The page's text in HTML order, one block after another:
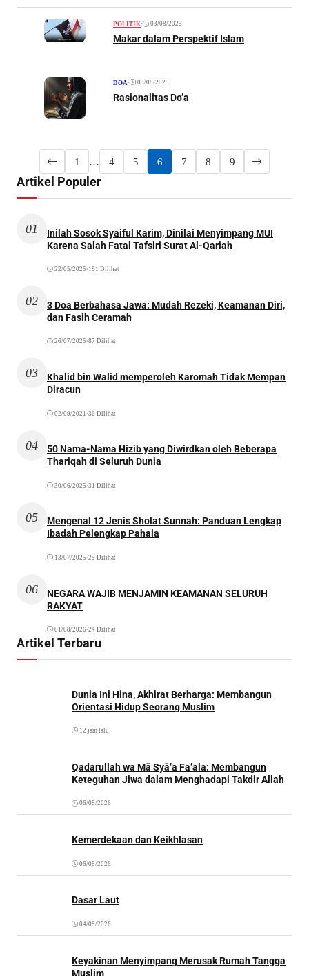
POLITIK• 03/08/2025
Makar dalam Perspektif Islam
DOA • 03/08/2025
Rasionalitas Do’a
1 … 4 5 6 7 8 9
Artikel Populer
01
Inilah Sosok Syaiful Karim, Dinilai Menyimpang MUI
Karena Salah Fatal Tafsiri Surat Al-Qariah
22/05/2025 •191 Dilihat
02
3 Doa Berbahasa Jawa: Mudah Rezeki, Keamanan Diri,
dan Fasih Ceramah
26/07/2025 •87 Dilihat
03
Khalid bin Walid memperoleh Karomah Tidak Mempan
Diracun
02/09/2021 •36 Dilihat
04
50 Nama-Nama Hizib yang Diwirdkan oleh Beberapa
Thariqah di Seluruh Dunia
30/06/2025 •31 Dilihat
05
Mengenal 12 Jenis Sholat Sunnah: Panduan Lengkap
Ibadah Pelengkap Pahala
13/07/2025 •29 Dilihat
06
NEGARA WAJIB MENJAMIN KEAMANAN SELURUH
RAKYAT
01/08/2026•24 Dilihat
Artikel Terbaru
Dunia Ini Hina, Akhirat Berharga: Membangun
Orientasi Hidup Seorang Muslim
12 jam lalu
Qadarullah wa Mā Syā’a Fa’ala: Membangun
Keteguhan Jiwa dalam Menghadapi Takdir Allah
06/08/2026
Kemerdekaan dan Keikhlasan
06/08/2026
Dasar Laut
04/08/2026
Keyakinan Menyimpang Merusak Rumah Tangga
Muslim